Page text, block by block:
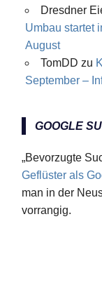
Dresdner
Umbau startet
August
TomDD zu
September –
GOOGLE
„Bevorzugte
Geflüster als
man in der
vorrangig.